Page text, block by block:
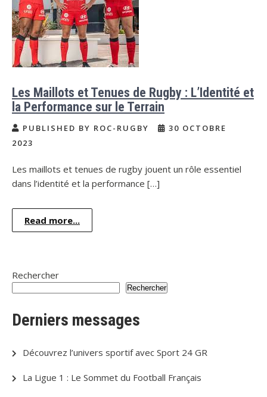
Les Maillots et Tenues de Rugby : L’Identité et
la Performance sur le Terrain
PUBLISHED BY ROC-RUGBY
30 OCTOBRE
2023
Les maillots et tenues de rugby jouent un rôle essentiel
dans l’identité et la performance […]
Read more...
Rechercher
Rechercher
Derniers messages
Découvrez l’univers sportif avec Sport 24 GR
La Ligue 1 : Le Sommet du Football Français